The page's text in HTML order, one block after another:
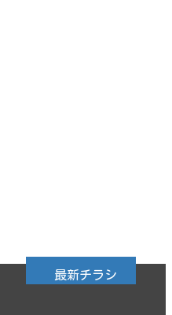
最新チラシ